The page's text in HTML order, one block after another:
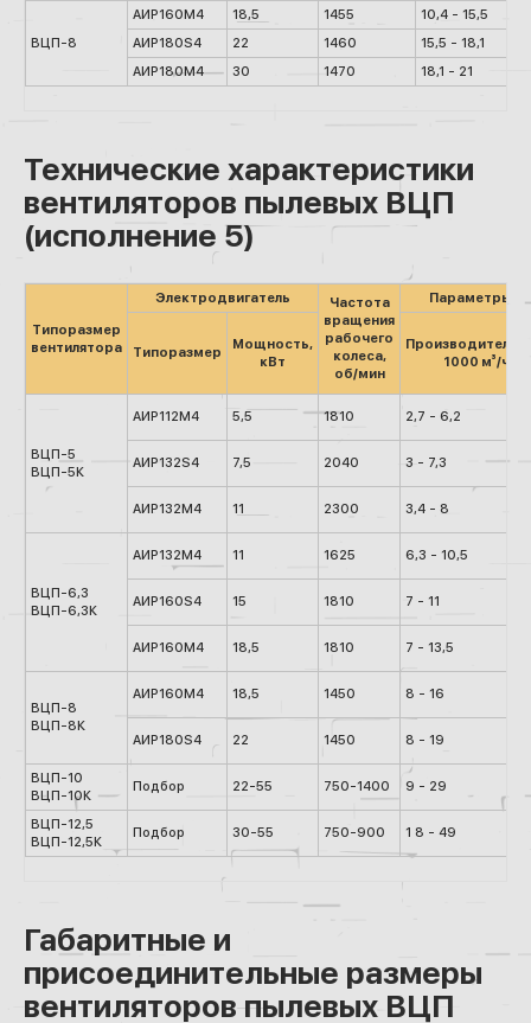
ВЦП-8
АИР160М4 18,5 1455
10,4 - 15,5
АИР180S4
22 1460
15,5 - 18,1
АИР180М4
30 1470 18,1 - 21
Технические характеристики
вентиляторов пылевых ВЦП
(исполнение 5)
Типоразмер
вентилятора
Электродвигатель
Частота
вращения
рабочего
колеса,
об/мин
Параметры в
Типоразмер
Мощность,
кВт
1000 м³/час
ВЦП-5
ВЦП-5К
АИР112М4 5,5 1810 2,7 - 6,2
АИР132S4 7,5 2040 3 - 7,3
АИР132М4 11 2300 3,4 - 8
ВЦП-6,3
ВЦП-6,3К
АИР132М4 11 1625 6,3 - 10,5
АИР160S4 15 1810 7 - 11
АИР160М4 18,5 1810 7 - 13,5
ВЦП-8
ВЦП-8К
АИР160М4 18,5 1450 8 - 16
АИР180S4 22 1450 8 - 19
ВЦП-10
ВЦП-10К
Подбор 22-55 750-1400 9 - 29
ВЦП-12,5
ВЦП-12,5К
Подбор 30-55 750-900 1 8 - 49
Габаритные и
присоединительные размеры
вентиляторов пылевых ВЦП